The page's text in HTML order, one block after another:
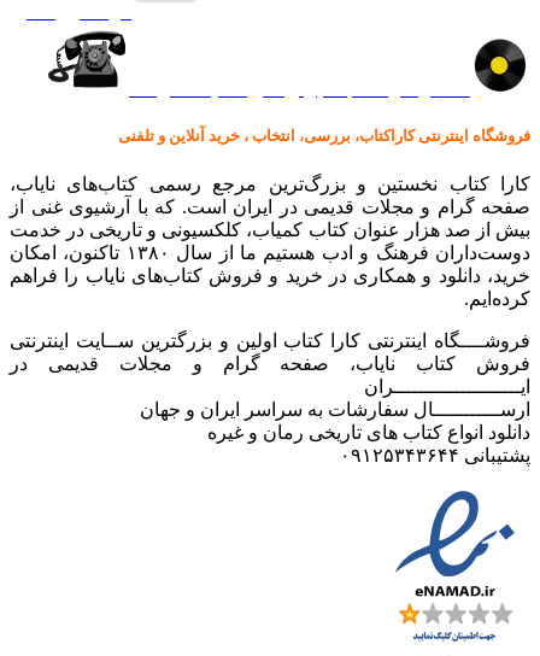
فروشگاه اینترنتی کاراکتاب، بررسی، انتخاب ، خرید آنلاین و تلفنی
کارا کتاب نخستین و بزرگ‌ترین مرجع رسمی کتاب‌های نایاب،
صفحه گرام و مجلات قدیمی در ایران است. که با آرشیوی غنی از
بیش از صد هزار عنوان کتاب کمیاب، کلکسیونی و تاریخی در خدمت
دوست‌داران فرهنگ و ادب هستیم ما از سال ۱۳۸۰ تاکنون، امکان
خرید، دانلود و همکاری در خرید و فروش کتاب‌های نایاب را فراهم
کرده‌ایم.
فروشــــگاه اینترنتی کارا کتاب اولین و بزرگترین ســایت اینترنتی
فروش کتاب نایاب، صفحه گرام و مجلات قدیمی در
ایـــــــــــــــــــــران
ارســـــــــــال سفارشات به سراسر ایران و جهان
دانلود انواع کتاب های تاریخی رمان و غیره
پشتیبانی ۰۹۱۲۵۳۴۳۶۴۴